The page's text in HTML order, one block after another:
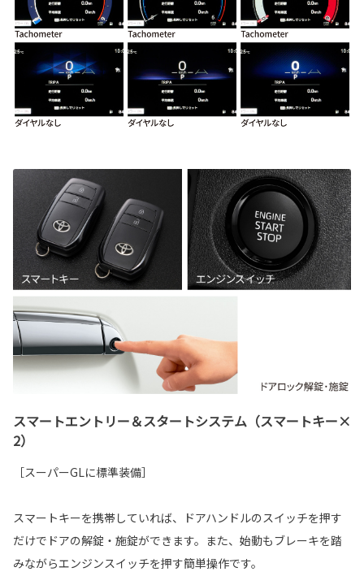
スマートエントリー＆スタートシステム（スマートキー×
2）
［スーパーGLに標準装備］
スマートキーを携帯していれば、ドアハンドルのスイッチを押す
だけでドアの解錠・施錠ができます。また、始動もブレーキを踏
みながらエンジンスイッチを押す簡単操作です。